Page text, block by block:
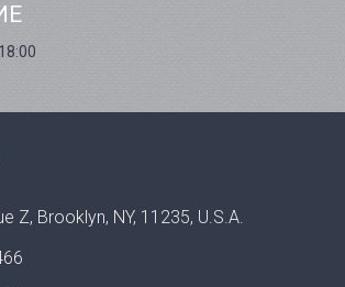
18:00
Z, Brooklyn, NY, 11235, U.S.A.